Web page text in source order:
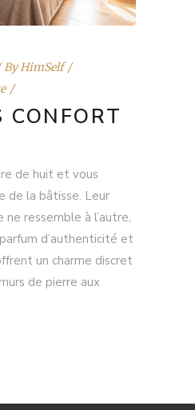
ByHimSelf
CONFORT
de huit et vous
de la bâtisse. Leur
ne ressemble à l’autre,
d’authenticité et
un charme discret
de pierre aux